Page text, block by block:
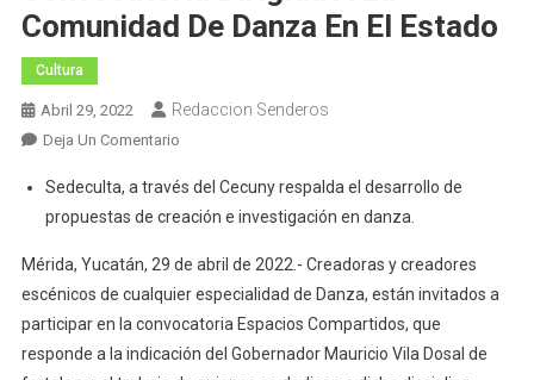
Comunidad De Danza En El Estado
Cultura
Abril 29, 2022 Redaccion Senderos
Deja Un ComentarioEn
Compartidos”,
Convocatoria
A
La
Comunidad
De
Sedeculta, a través del Cecuny respalda el desarrollo de
propuestas de creación e investigación en danza.
Mérida, Yucatán, 29 de abril de 2022.- Creadoras y creadores
escénicos de cualquier especialidad de Danza, están invitados a
participar en la convocatoria Espacios Compartidos, que
responde a la indicación del Gobernador Mauricio Vila Dosal de